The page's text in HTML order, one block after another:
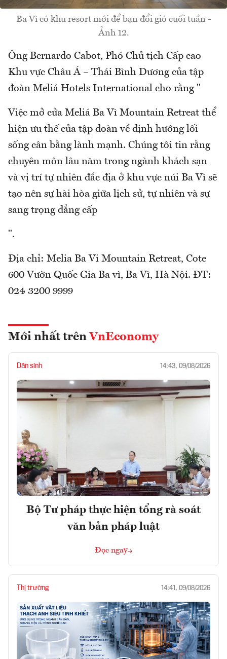
Ba Vì có khu resort mới để bạn đổi gió cuối tuần -
Ảnh 12.
Ông Bernardo Cabot, Phó Chủ tịch Cấp cao
Khu vực Châu Á – Thái Bình Dương của tập
đoàn Meliá Hotels International cho rằng "
Việc mở cửa Meliá Ba Vì Mountain Retreat thể
hiện ưu thế của tập đoàn về định hướng lối
sống cân bằng lành mạnh. Chúng tôi tin rằng
chuyên môn lâu năm trong ngành khách sạn
và vị trí tự nhiên đắc địa ở khu vực núi Ba Vì sẽ
tạo nên sự hài hòa giữa lịch sử, tự nhiên và sự
sang trọng đẳng cấp
".
Địa chỉ: Melia Ba Vi Mountain Retreat, Cote
600 Vườn Quốc Gia Ba vì, Ba Vì, Hà Nội. ĐT:
024 3200 9999
Mới nhất trên VnEconomy
Dân sinh 14:43, 09/08/2026
Bộ Tư pháp thực hiện tổng rà soát
văn bản pháp luật
Đọc ngay
Thị trường 14:41, 09/08/2026